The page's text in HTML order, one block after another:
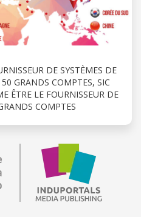
DE SYSTÈMES DE
GRANDS COMPTES, SIC
ÊTRE LE FOURNISSEUR DE
COMPTES